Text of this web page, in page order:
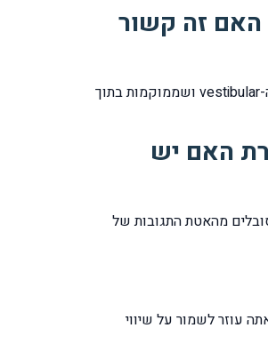
זה קשור
תנועת התכופפות קדימה והרמה, הנפה מהירה של הראש מנערת את הקריסטלים החופשיים שבתוך תעלות החצי עגולות שמהוות חלק מהאיבר ה-vestibular ושממוקמות בתוך
האם יש
מהאטת התגובות של
עוזר לשמור על שיווי